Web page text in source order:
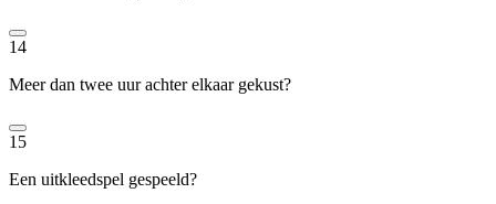
14
Meer dan twee uur achter elkaar gekust?
15
Een uitkleedspel gespeeld?